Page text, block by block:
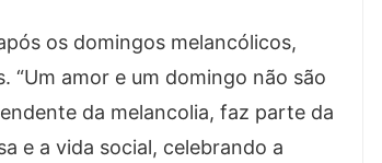
os domingos melancólicos,
amor e um domingo não são
da melancolia, faz parte da
e a vida social, celebrando a